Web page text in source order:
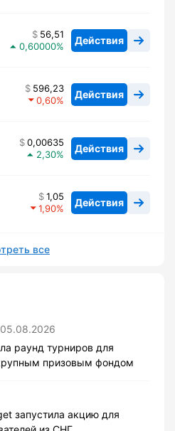
56,51
0,60000
Действия
596,23
0,60
Действия
0,00635
2,30
Действия
1,05
1,90
Действия
все
05.08.2026
раунд турниров для
призовым фондом
запустила акцию для